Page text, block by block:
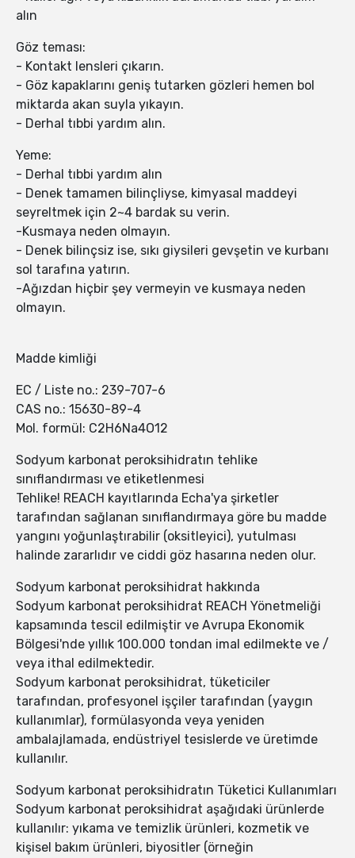
alın
Göz teması:
- Kontakt lensleri çıkarın.
- Göz kapaklarını geniş tutarken gözleri hemen bol
miktarda akan suyla yıkayın.
- Derhal tıbbi yardım alın.
Yeme:
- Derhal tıbbi yardım alın
- Denek tamamen bilinçliyse, kimyasal maddeyi
seyreltmek için 2~4 bardak su verin.
-Kusmaya neden olmayın.
- Denek bilinçsiz ise, sıkı giysileri gevşetin ve kurbanı
sol tarafına yatırın.
-Ağızdan hiçbir şey vermeyin ve kusmaya neden
olmayın.
Madde kimliği
EC / Liste no.: 239-707-6
CAS no.: 15630-89-4
Mol. formül: C2H6Na4O12
Sodyum karbonat peroksihidratın tehlike
sınıflandırması ve etiketlenmesi
Tehlike! REACH kayıtlarında Echa'ya şirketler
tarafından sağlanan sınıflandırmaya göre bu madde
yangını yoğunlaştırabilir (oksitleyici), yutulması
halinde zararlıdır ve ciddi göz hasarına neden olur.
Sodyum karbonat peroksihidrat hakkında
Sodyum karbonat peroksihidrat REACH Yönetmeliği
kapsamında tescil edilmiştir ve Avrupa Ekonomik
Bölgesi'nde yıllık 100.000 tondan imal edilmekte ve /
veya ithal edilmektedir.
Sodyum karbonat peroksihidrat, tüketiciler
tarafından, profesyonel işçiler tarafından (yaygın
kullanımlar), formülasyonda veya yeniden
ambalajlamada, endüstriyel tesislerde ve üretimde
kullanılır.
Sodyum karbonat peroksihidratın Tüketici Kullanımları
Sodyum karbonat peroksihidrat aşağıdaki ürünlerde
kullanılır: yıkama ve temizlik ürünleri, kozmetik ve
kişisel bakım ürünleri, biyositler (örneğin